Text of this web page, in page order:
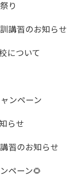
り
講習のお知らせ
について
ンペーン
らせ
習のお知らせ
ペーン🌻